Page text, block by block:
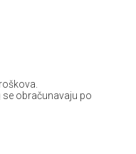
se obračunavaju po